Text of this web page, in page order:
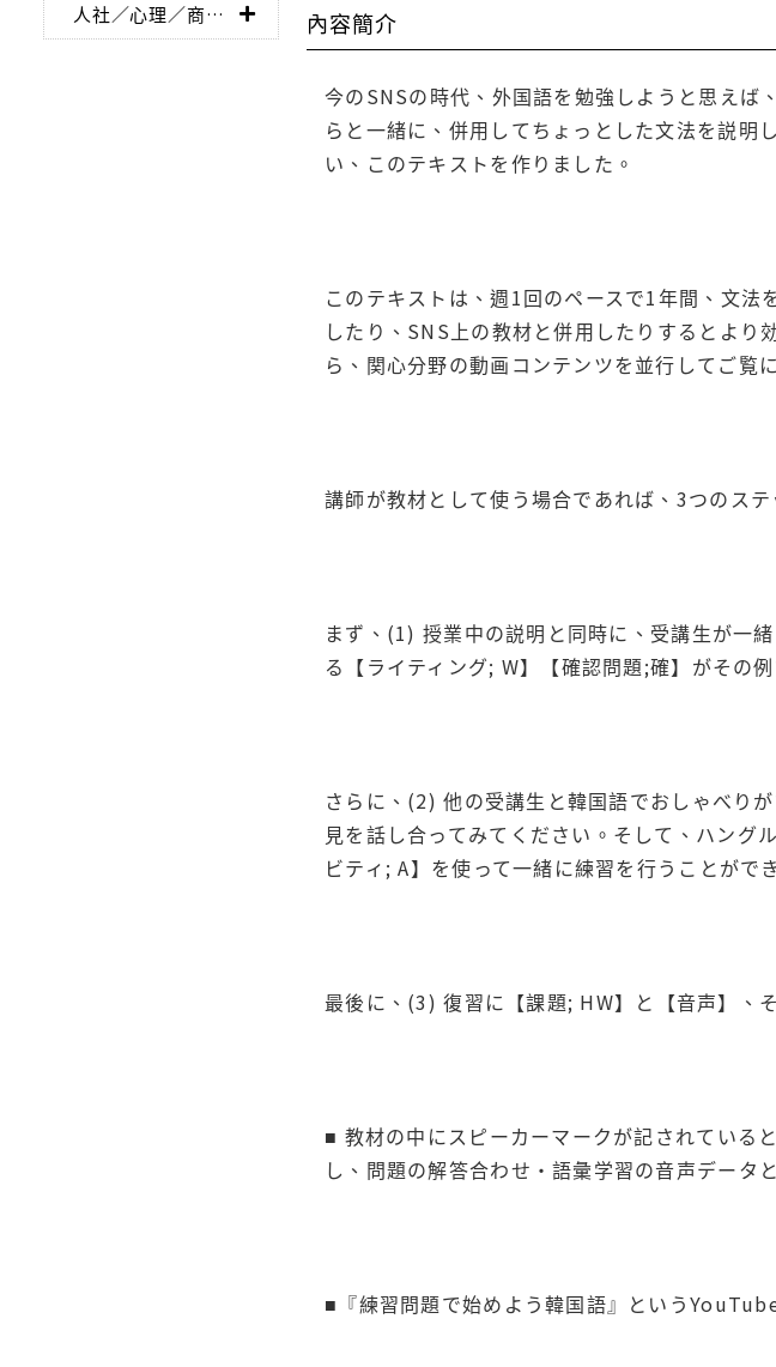
人社／心理／商業／其他
內容簡介
今のSNSの時代、外国語を勉強しようと思え
らと一緒に、併用してちょっとした文法を説明
い、このテキストを作りました。
このテキストは、週1回のペースで1年間、文
したり、SNS上の教材と併用したりするとよ
ら、関心分野の動画コンテンツを並行してご覧
講師が教材として使う場合であれば、3つのステ
まず、(1) 授業中の説明と同時に、受講生が一
る【ライティング; W】【確認問題;確】がその例
さらに、(2) 他の受講生と韓国語でおしゃべり
見を話し合ってみてください。そして、ハング
ビティ; A】を使って一緒に練習を行うことがで
最後に、(3) 復習に【課題; HW】と【音声】、
■ 教材の中にスピーカーマークが記されている
し、問題の解答合わせ・語彙学習の音声デー
■『練習問題で始めよう韓国語』という